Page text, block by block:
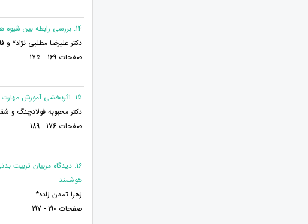
14. بررسی رابطه بین شیوه های فرزند پروری مادران با انگیزش پیشرفت دانش اموزان دختر مقطع متوسطه دوم شهر دامغان
دکتر علیرضا مطلبی نژاد*
صفحات 169 - 175
15. اثربخشی آموزش مهارت های تنظیم هیجان بر بهزیستی تحصیلی و بهزیستی اجتماعی دانش آموزان دختر نوجوان
دکتر محبوبه فولادچنگ و
صفحات 176 - 189
16. دیدگاه مربیان
هوشمند
زهرا تمدن زاده*
صفحات 190 - 197